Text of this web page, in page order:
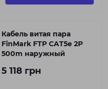
Кабель витая пара
FinMark FTP CAT5e 2P
500m наружный
5 118 грн